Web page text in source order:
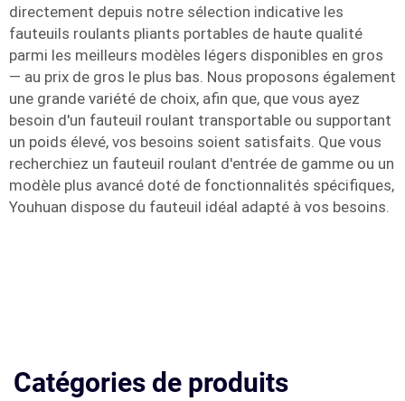
directement depuis notre sélection indicative les
fauteuils roulants pliants portables de haute qualité
parmi les meilleurs modèles légers disponibles en gros
— au prix de gros le plus bas. Nous proposons également
une grande variété de choix, afin que, que vous ayez
besoin d'un fauteuil roulant transportable ou supportant
un poids élevé, vos besoins soient satisfaits. Que vous
recherchiez un fauteuil roulant d'entrée de gamme ou un
modèle plus avancé doté de fonctionnalités spécifiques,
Youhuan dispose du fauteuil idéal adapté à vos besoins.
Catégories de produits